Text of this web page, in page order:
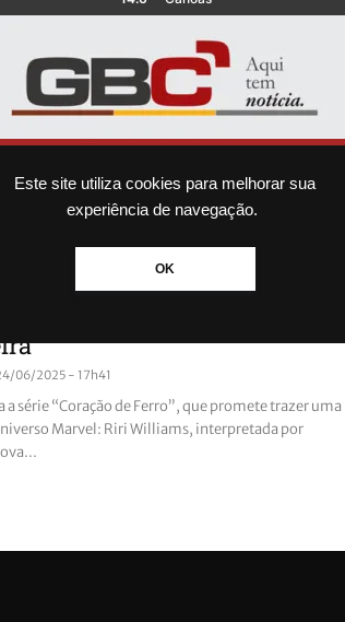
Este site utiliza cookies para melhorar sua
experiência de navegação.
OK
Ferro chega ao streaming
06/2025 - 17h41
série “Coração de Ferro”, que promete trazer uma
Marvel: Riri Williams, interpretada por